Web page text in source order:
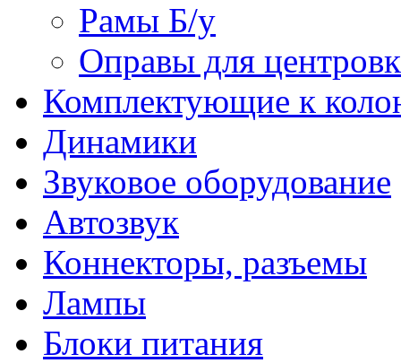
Рамы Б/у
Оправы для
Комплектующие к
Динамики
Звуковое оборудование
Автозвук
Коннекторы, разъемы
Лампы
Блоки питания